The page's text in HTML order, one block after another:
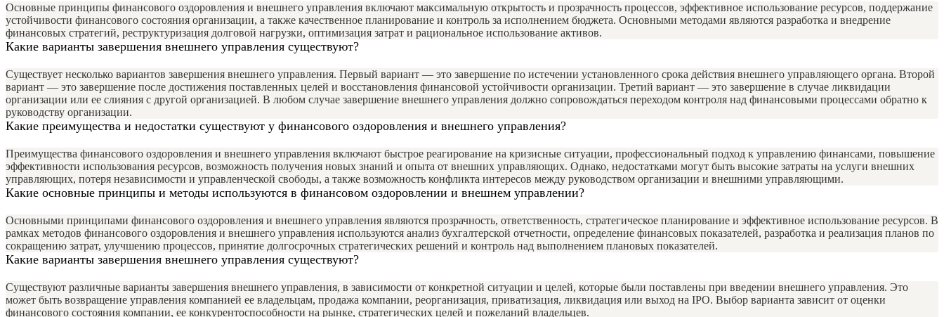
Основные принципы финансового оздоровления и внешнего управления включают максимальную открытость и прозрачность процессов, эффективное использование ресурсов, поддержание
устойчивости финансового состояния организации, а также качественное планирование и контроль за исполнением бюджета. Основными методами являются разработка и внедрение
финансовых стратегий, реструктуризация долговой нагрузки, оптимизация затрат и рациональное использование активов.
Какие варианты завершения внешнего управления существуют?
Существует несколько вариантов завершения внешнего управления. Первый вариант — это завершение по истечении установленного срока действия внешнего управляющего органа. Второй
вариант — это завершение после достижения поставленных целей и восстановления финансовой устойчивости организации. Третий вариант — это завершение в случае ликвидации
организации или ее слияния с другой организацией. В любом случае завершение внешнего управления должно сопровождаться переходом контроля над финансовыми процессами обратно к
руководству организации.
Какие преимущества и недостатки существуют у финансового оздоровления и внешнего управления?
Преимущества финансового оздоровления и внешнего управления включают быстрое реагирование на кризисные ситуации, профессиональный подход к управлению финансами, повышение
эффективности использования ресурсов, возможность получения новых знаний и опыта от внешних управляющих. Однако, недостатками могут быть высокие затраты на услуги внешних
управляющих, потеря независимости и управленческой свободы, а также возможность конфликта интересов между руководством организации и внешними управляющими.
Какие основные принципы и методы используются в финансовом оздоровлении и внешнем управлении?
Основными принципами финансового оздоровления и внешнего управления являются прозрачность, ответственность, стратегическое планирование и эффективное использование ресурсов. В
рамках методов финансового оздоровления и внешнего управления используются анализ бухгалтерской отчетности, определение финансовых показателей, разработка и реализация планов по
сокращению затрат, улучшению процессов, принятие долгосрочных стратегических решений и контроль над выполнением плановых показателей.
Какие варианты завершения внешнего управления существуют?
Существуют различные варианты завершения внешнего управления, в зависимости от конкретной ситуации и целей, которые были поставлены при введении внешнего управления. Это
может быть возвращение управления компанией ее владельцам, продажа компании, реорганизация, приватизация, ликвидация или выход на IPO. Выбор варианта зависит от оценки
финансового состояния компании, ее конкурентоспособности на рынке, стратегических целей и пожеланий владельцев.